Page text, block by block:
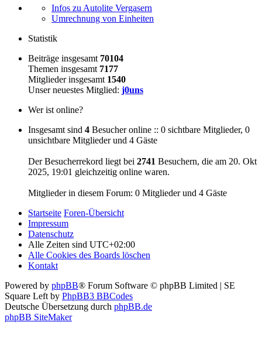
Infos zu Autolite Vergasern
Umrechnung von Einheiten
Statistik
Beiträge insgesamt 70104
Themen insgesamt 7177
Mitglieder insgesamt 1540
Unser neuestes Mitglied: j0uns
Wer ist online?
Insgesamt sind 4 Besucher online :: 0 sichtbare Mitglieder, 0
unsichtbare Mitglieder und 4 Gäste
Der Besucherrekord liegt bei 2741 Besuchern, die am 20. Okt
2025, 19:01 gleichzeitig online waren.
Mitglieder in diesem Forum: 0 Mitglieder und 4 Gäste
Startseite Foren-Übersicht
Impressum
Datenschutz
Alle Zeiten sind UTC+02:00
Alle Cookies des Boards löschen
Kontakt
Powered by phpBB® Forum Software © phpBB Limited | SE
Square Left by PhpBB3 BBCodes
Deutsche Übersetzung durch phpBB.de
phpBB SiteMaker